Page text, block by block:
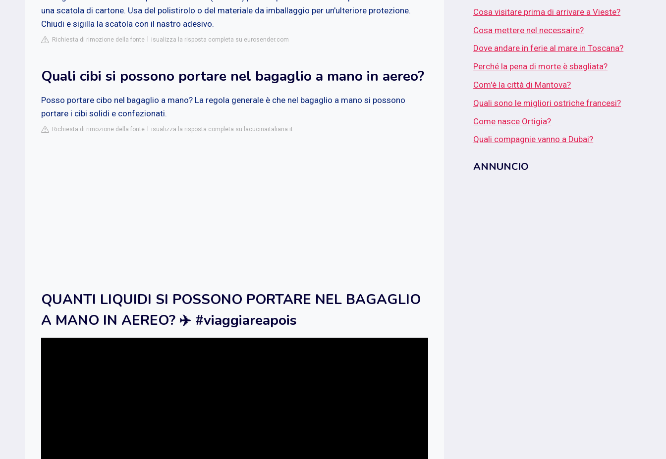
una scatola di cartone. Usa del polistirolo o del materiale da imballaggio per un'ulteriore protezione.
Chiudi e sigilla la scatola con il nastro adesivo.
Richiesta di rimozione della fonte isualizza la risposta completa su eurosender.com
Quali cibi si possono portare nel bagaglio a mano in aereo?
Posso portare cibo nel bagaglio a mano? La regola generale è che nel bagaglio a mano si possono
portare i cibi solidi e confezionati.
Richiesta di rimozione della fonte isualizza la risposta completa su lacucinaitaliana.it
QUANTI LIQUIDI SI POSSONO PORTARE NEL BAGAGLIO
A MANO IN AEREO? ✈️ #viaggiareapois
Cosa visitare prima di arrivare a Vieste?
Cosa mettere nel necessaire?
Dove andare in ferie al mare in Toscana?
Perché la pena di morte è sbagliata?
Com'è la città di Mantova?
Quali sono le migliori ostriche francesi?
Come nasce Ortigia?
Quali compagnie vanno a Dubai?
ANNUNCIO